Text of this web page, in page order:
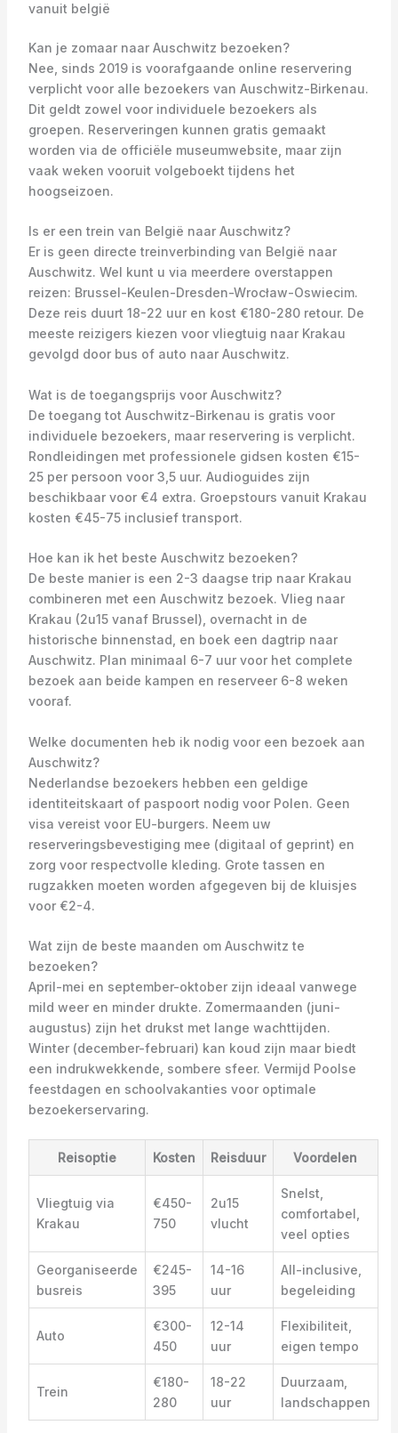
vanuit belgië
Kan je zomaar naar Auschwitz bezoeken?
Nee, sinds 2019 is voorafgaande online reservering
verplicht voor alle bezoekers van Auschwitz-Birkenau.
Dit geldt zowel voor individuele bezoekers als
groepen. Reserveringen kunnen gratis gemaakt
worden via de officiële museumwebsite, maar zijn
vaak weken vooruit volgeboekt tijdens het
hoogseizoen.
Is er een trein van België naar Auschwitz?
Er is geen directe treinverbinding van België naar
Auschwitz. Wel kunt u via meerdere overstappen
reizen: Brussel-Keulen-Dresden-Wrocław-Oswiecim.
Deze reis duurt 18-22 uur en kost €180-280 retour. De
meeste reizigers kiezen voor vliegtuig naar Krakau
gevolgd door bus of auto naar Auschwitz.
Wat is de toegangsprijs voor Auschwitz?
De toegang tot Auschwitz-Birkenau is gratis voor
individuele bezoekers, maar reservering is verplicht.
Rondleidingen met professionele gidsen kosten €15-
25 per persoon voor 3,5 uur. Audioguides zijn
beschikbaar voor €4 extra. Groepstours vanuit Krakau
kosten €45-75 inclusief transport.
Hoe kan ik het beste Auschwitz bezoeken?
De beste manier is een 2-3 daagse trip naar Krakau
combineren met een Auschwitz bezoek. Vlieg naar
Krakau (2u15 vanaf Brussel), overnacht in de
historische binnenstad, en boek een dagtrip naar
Auschwitz. Plan minimaal 6-7 uur voor het complete
bezoek aan beide kampen en reserveer 6-8 weken
vooraf.
Welke documenten heb ik nodig voor een bezoek aan
Auschwitz?
Nederlandse bezoekers hebben een geldige
identiteitskaart of paspoort nodig voor Polen. Geen
visa vereist voor EU-burgers. Neem uw
reserveringsbevestiging mee (digitaal of geprint) en
zorg voor respectvolle kleding. Grote tassen en
rugzakken moeten worden afgegeven bij de kluisjes
voor €2-4.
Wat zijn de beste maanden om Auschwitz te
bezoeken?
April-mei en september-oktober zijn ideaal vanwege
mild weer en minder drukte. Zomermaanden (juni-
augustus) zijn het drukst met lange wachttijden.
Winter (december-februari) kan koud zijn maar biedt
een indrukwekkende, sombere sfeer. Vermijd Poolse
feestdagen en schoolvakanties voor optimale
bezoekerservaring.
Reisoptie Kosten Reisduur Voordelen
Vliegtuig via
Krakau
€450-
750
2u15
vlucht
Snelst,
comfortabel,
veel opties
Georganiseerde
busreis
€245-
395
14-16
uur
All-inclusive,
begeleiding
Auto
€300-
450
12-14
uur
Flexibiliteit,
eigen tempo
Trein
€180-
280
18-22
uur
Duurzaam,
landschappen